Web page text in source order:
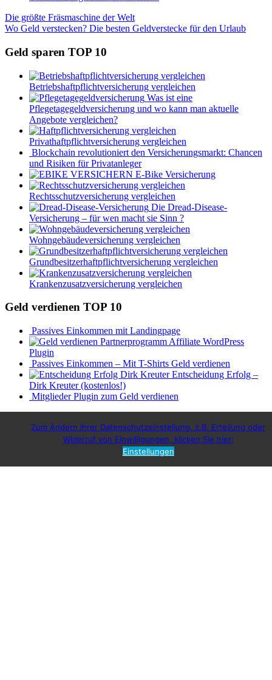
Beitragsnavigation
Vorheriger
Beitrag:
Die größte Fräsmaschine der Welt
Nächster
Wo Geld verstecken? Die besten Geldverstecke für den Urlaub
Geld sparen TOP 10
Betriebshaftpflichtversicherung vergleichen
Was ist eine
Pflegetagegeldversicherung und wo kann man aktuelle
Angebote vergleichen?
Privathaftpflichtversicherung vergleichen
Blockchain revolutioniert den Versicherungsmarkt: Chancen
und Risiken für Privatanleger
E-Bike Versicherung
Rechtsschutzversicherung vergleichen
Die Dread-Disease-
Versicherung – für wen macht sie Sinn ?
Wohngebäudeversicherung vergleichen
Grundbesitzerhaftpflichtversicherung vergleichen
Krankenzusatzversicherung vergleichen
Geld verdienen TOP 10
Passives Einkommen mit Landingpage
Affiliate WordPress
Plugin
Passives Einkommen – Mit T-Shirts Geld verdienen
Entscheidung Erfolg –
Dirk Kreuter (kostenlos!)
Mitglieder Plugin zum Geld verdienen
Zum Ändern Ihrer Datenschutzeinstellung, z.B. Erteilung oder
Widerruf von Einwilligungen, klicken Sie hier:
Einstellungen